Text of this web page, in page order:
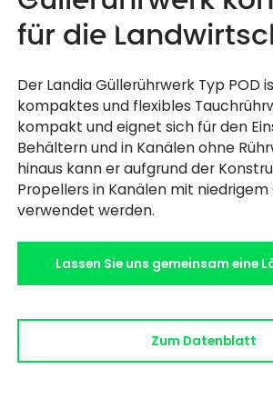
für die
Der Landia Güllerührwerk Typ POD
kompaktes und flexibles
kompakt und eignet sich für den
Behältern und in Kanälen ohne
hinaus kann er aufgrund der
Propellers in Kanälen mit niedrigem
verwendet werden.
Lassen Sie uns gemeinsam eine
Zum Datenblatt